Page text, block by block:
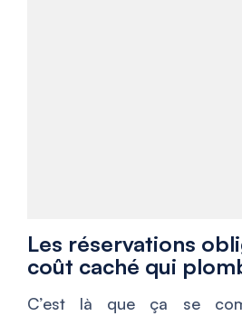
Les réservations
coût caché qui
C’est là que ça se